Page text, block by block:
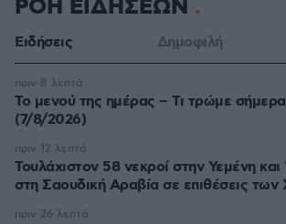
ΡΟΗ ΕΙΔΗΣΕΩΝ
Ειδήσεις Δημοφιλή
Το μενού της ημέρας – Τι τρώμε
(7/8/2026)
πριν 8 λεπτά
Τουλάχιστον 58 νεκροί στην Υεμένη και
στη Σαουδική Αραβία σε επιθέσεις των
πριν 12 λεπτά
πριν 26 λεπτά